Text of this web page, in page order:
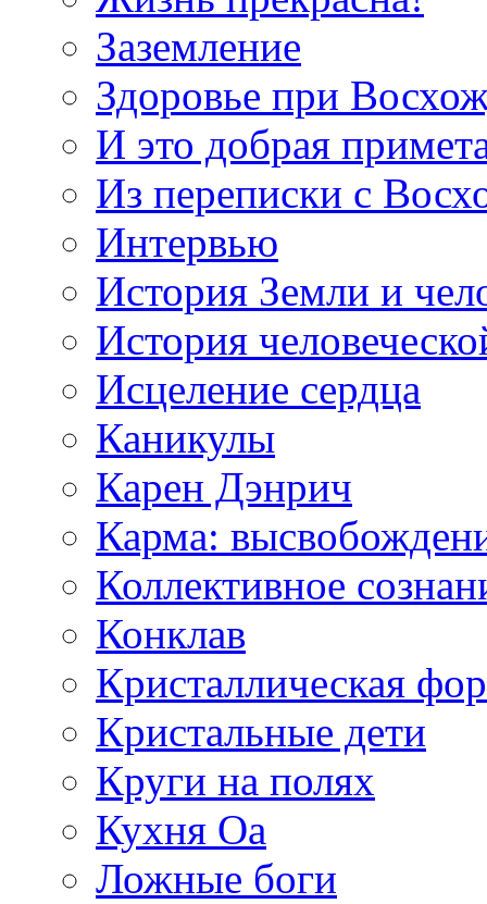
Заземление
Здоровье при
И это добрая
Из переписки с
Интервью
История Земли и
История
Исцеление сердца
Каникулы
Карен Дэнрич
Карма:
Коллективное
Конклав
Кристаллическая
Кристальные дети
Круги на полях
Кухня Оа
Ложные боги